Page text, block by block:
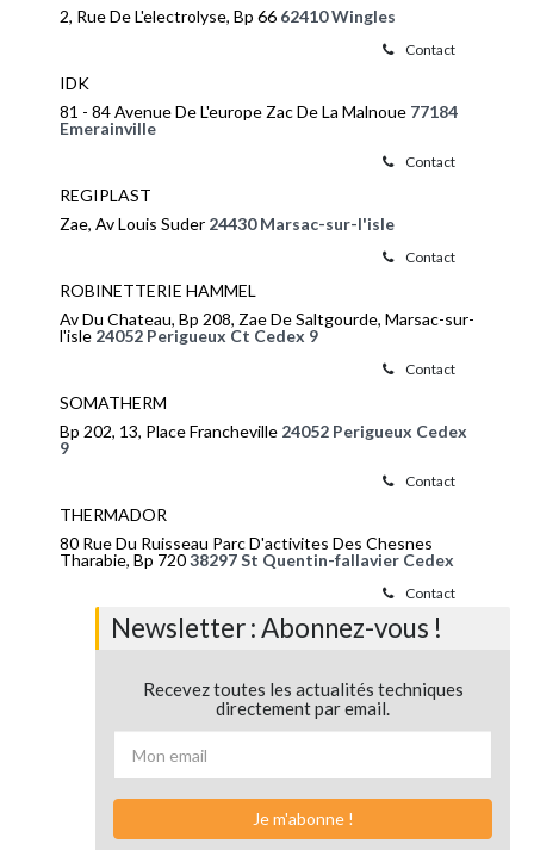
2, Rue De L'electrolyse, Bp 66 62410 Wingles
Contact
IDK
81 - 84 Avenue De L'europe Zac De La Malnoue 77184
Emerainville
Contact
REGIPLAST
Zae, Av Louis Suder 24430 Marsac-sur-l'isle
Contact
ROBINETTERIE HAMMEL
Av Du Chateau, Bp 208, Zae De Saltgourde, Marsac-sur-
l'isle 24052 Perigueux Ct Cedex 9
Contact
SOMATHERM
Bp 202, 13, Place Francheville 24052 Perigueux Cedex
9
Contact
THERMADOR
80 Rue Du Ruisseau Parc D'activites Des Chesnes
Tharabie, Bp 72038297 St Quentin-fallavier Cedex
Contact
Newsletter : Abonnez-vous !
Recevez toutes les actualités techniques
directement par email.
Je m'abonne !